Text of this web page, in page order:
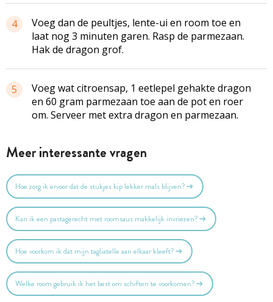
4
Voeg dan de peultjes, lente-ui en room toe en
laat nog 3 minuten garen. Rasp de parmezaan.
Hak de dragon grof.
5
Voeg wat citroensap, 1 eetlepel gehakte dragon
en 60 gram parmezaan toe aan de pot en roer
om. Serveer met extra dragon en parmezaan.
Meer interessante vragen
Hoe zorg ik ervoor dat de stukjes kip lekker mals blijven?
Kan ik een pastagerecht met roomsaus makkelijk invriezen?
Hoe voorkom ik dat mijn tagliatelle aan elkaar kleeft?
Welke room gebruik ik het best om schiften te voorkomen?